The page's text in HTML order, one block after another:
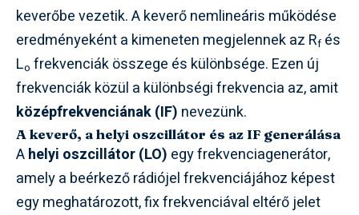
keverőbe vezetik. A keverő nemlineáris működése
eredményeként a kimeneten megjelennek az Rf és
Lo frekvenciák összege és különbsége. Ezen új
frekvenciák közül a különbségi frekvencia az, amit
középfrekvenciának (IF) nevezünk.
A keverő, a helyi oszcillátor és az IF generálása
Ahelyi oszcillátor (LO) egy frekvenciagenerátor,
amely a beérkező rádiójel frekvenciájához képest
egy meghatározott, fix frekvenciával eltérő jelet